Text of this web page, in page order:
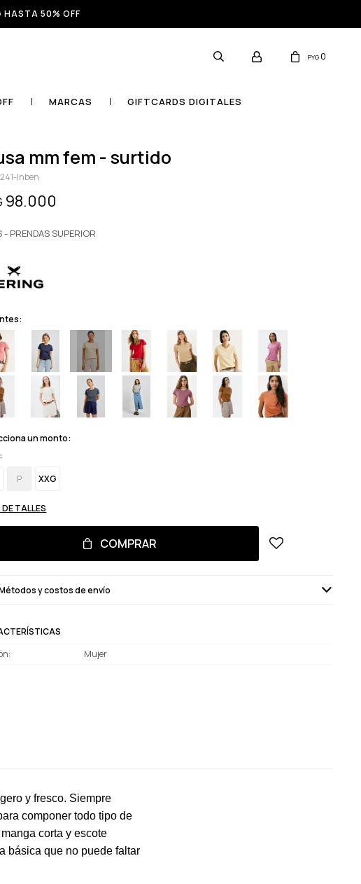
HASTA 50% OFF
MARCAS GIFTCARDS DIGITALES
PYG 0
mm fem - surtido
lnben
98.000
- PRENDAS SUPERIOR
un monto:
P XXG
TALLES
COMPRAR
y costos de envío
Mujer
y fresco. Siempre
componer todo tipo de
corta y escote
básica que no puede faltar